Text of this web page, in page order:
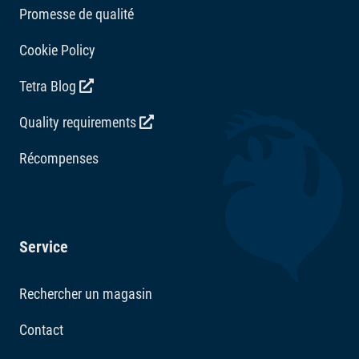
Promesse de qualité
Cookie Policy
Tetra Blog
Quality requirements
Récompenses
Service
Rechercher un magasin
Contact